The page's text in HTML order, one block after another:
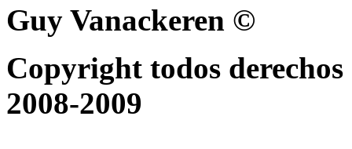
Guy Vanackeren ©
Copyright todos
2008-2009